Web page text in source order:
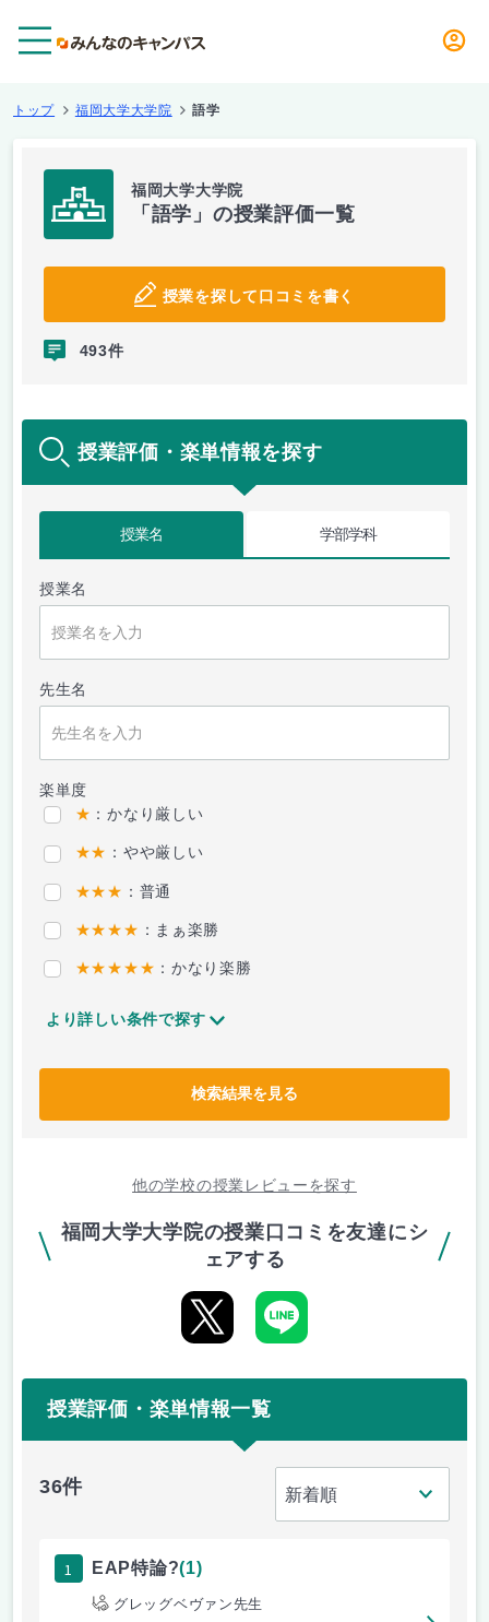
トップ 福岡大学大学院 語学
福岡大学大学院
「語学」の授業評価一覧
授業を探して口コミを書く
493件
授業評価・楽単情報を探す
授業名 学部学科
授業名
先生名
楽単度
★ ：かなり厳しい
★★ ：やや厳しい
★★★ ：普通
★★★★ ：まぁ楽勝
★★★★★ ：かなり楽勝
より詳しい条件で探す
検索結果を見る
他の学校の授業レビューを探す
福岡大学大学院の授業口コミを友達にシ
ェアする
授業評価・楽単情報一覧
36件
1 EAP特論?(1)
グレッグベヴァン先生